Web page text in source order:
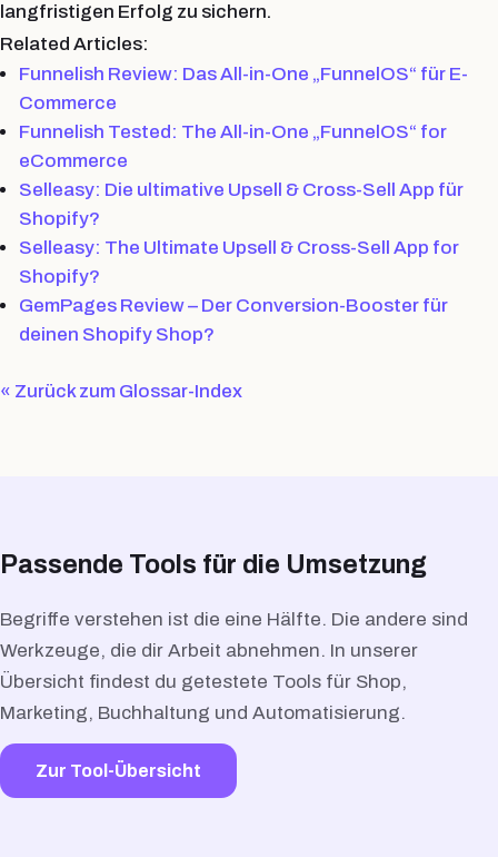
langfristigen Erfolg zu sichern.
Related Articles:
Funnelish Review: Das All-in-One „FunnelOS“ für E-
Commerce
Funnelish Tested: The All-in-One „FunnelOS“ for
eCommerce
Selleasy: Die ultimative Upsell & Cross-Sell App für
Shopify?
Selleasy: The Ultimate Upsell & Cross-Sell App for
Shopify?
GemPages Review – Der Conversion-Booster für
deinen Shopify Shop?
« Zurück zum Glossar-Index
Passende Tools für die Umsetzung
Begriffe verstehen ist die eine Hälfte. Die andere sind
Werkzeuge, die dir Arbeit abnehmen. In unserer
Übersicht findest du getestete Tools für Shop,
Marketing, Buchhaltung und Automatisierung.
Zur Tool-Übersicht